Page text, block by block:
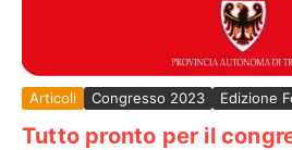
Articoli Congresso 2023 Edizione
Tutto pronto per il